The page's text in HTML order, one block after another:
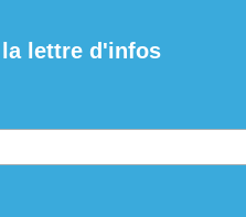
lettre d'infos